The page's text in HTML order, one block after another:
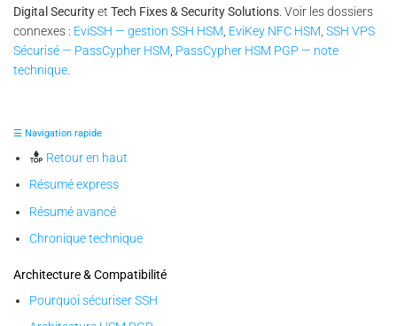
Digital Securityet Tech Fixes & Security Solutions . Voir les dossiers
connexes : EviSSH — gestion SSH HSM EviKey NFC HSM SSH VPS
Sécurisé — PassCypher HSM PassCypher HSM PGP — note
technique
☰ Navigation rapide
Retour en haut
Résumé express
Résumé avancé
Chronique technique
Architecture & Compatibilité
Pourquoi sécuriser SSH